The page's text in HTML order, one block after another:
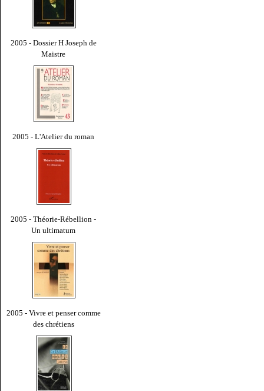
2005 - Dossier H Joseph de
Maistre
2005 - L'Atelier du roman
2005 - Théorie-Rébellion -
Un ultimatum
2005 - Vivre et penser comme
des chrétiens